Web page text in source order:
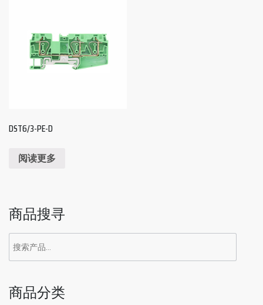
DST6/3-PE-D
阅读更多
商品搜寻
搜
索：
商品分类